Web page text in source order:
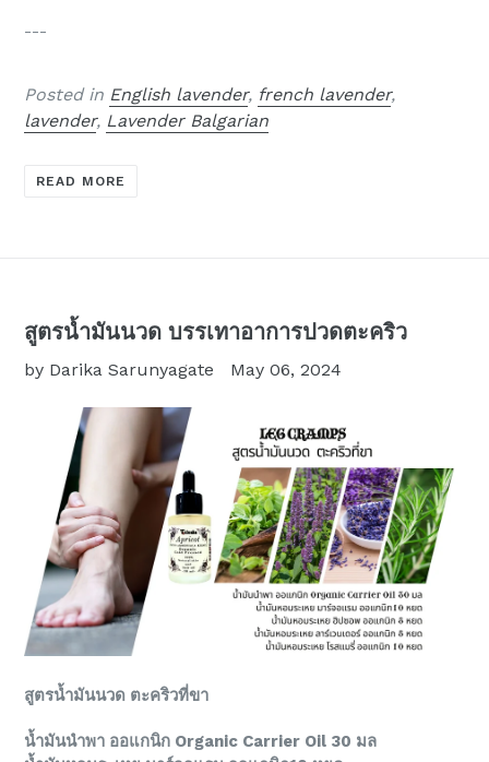
---
Posted in English lavender, french lavender,
lavender, Lavender Balgarian
READ MORE
สูตรน้ำมันนวด บรรเทาอาการปวดตะคริว
by Darika Sarunyagate May 06, 2024
สูตรน้ำมันนวด ตะคริวที่ขา
น้ำมันนำพา ออแกนิก Organic Carrier Oil 30 มล